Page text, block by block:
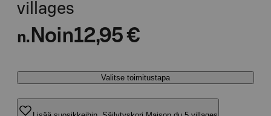
villages
n. Noin12,95 €
Valitse toimitustapa